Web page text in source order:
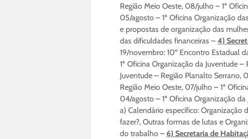
Região Meio Oeste, 08/julho – 1ª
05/agosto – 1ª Oficina Organização
e propostas de organização das
das dificuldades financeiras – 4)
19/novembro: 10º Encontro Estadual
1ª Oficina Organização da Juventude
Juventude – Região Planalto Serrano,
Região Meio Oeste, 07/julho – 1ª
04/agosto – 1ª Oficina Organização
a) Calendário específico: Organização
fazer?, Outras formas de lutas e
do trabalho – 6) Secretaria de